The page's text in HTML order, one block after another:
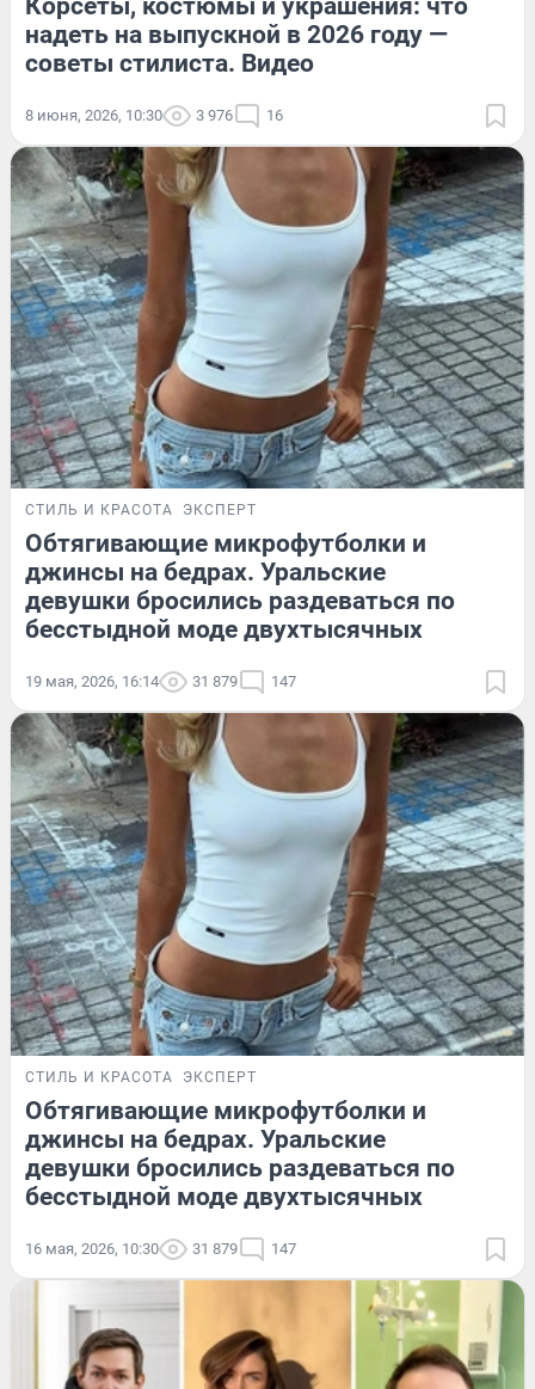
надеть на выпускной в 2026 году —
советы стилиста. Видео
8 июня, 2026, 10:30 3 976 16
СТИЛЬ И КРАСОТА ЭКСПЕРТ
Обтягивающие микрофутболки и
джинсы на бедрах. Уральские
девушки бросились раздеваться по
бесстыдной моде двухтысячных
19 мая, 2026, 16:14 31 879 147
СТИЛЬ И КРАСОТА ЭКСПЕРТ
Обтягивающие микрофутболки и
джинсы на бедрах. Уральские
девушки бросились раздеваться по
бесстыдной моде двухтысячных
16 мая, 2026, 10:30 31 879 147